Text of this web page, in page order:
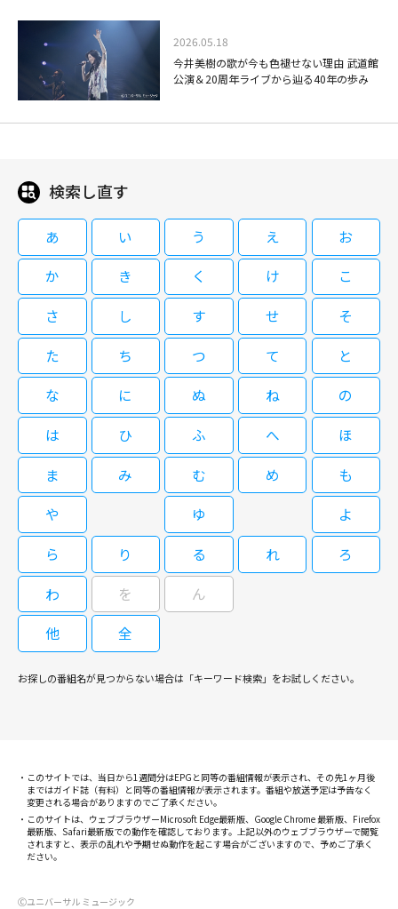
めた、記念碑『Milestone』を引き下げての新境地を切り開いた傑作ライ
2026.05.18
今井美樹の歌が今も色褪せない理由 武道館
公演＆20周年ライブから辿る40年の歩み
検索し直す
あ い う え
お
か
き く け
こ
さ
し す せ
そ
た
ち つ て
と
な
に ぬ ね
の
は
ひ ふ へ
ほ
ま
み む め
も
や
ゆ
よ
ら
り る れ
ろ
わ
を
ん
他
全
お探しの番組名が見つからない場合は「キーワード検索」をお試しください。
このサイトでは、当日から1週間分はEPGと同等の番組情報が表示され、その先1ヶ月後
まではガイド誌（有料）と同等の番組情報が表示されます。番組や放送予定は予告なく
変更される場合がありますのでご了承ください。
このサイトは、ウェブブラウザーMicrosoft Edge最新版、Google Chrome 最新版、Firefox
最新版、Safari最新版での動作を確認しております。上記以外のウェブブラウザーで閲覧
されますと、表示の乱れや予期せぬ動作を起こす場合がございますので、予めご了承く
ださい。
Ⓒユニバーサル ミュージック